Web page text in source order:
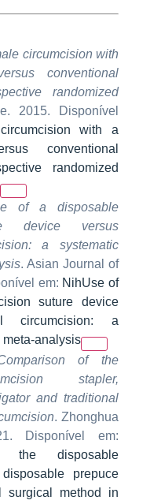
circumcision with
conventional
randomized
2015. Disponível
with a
conventional
randomized
of a disposable
device versus
a systematic
. Asian Journal of
em: NihUse of
suture device
circumcision: a
analysis
of the
stapler,
and traditional
. Zhonghua
Disponível em:
the disposable
prepuce
surgical method in